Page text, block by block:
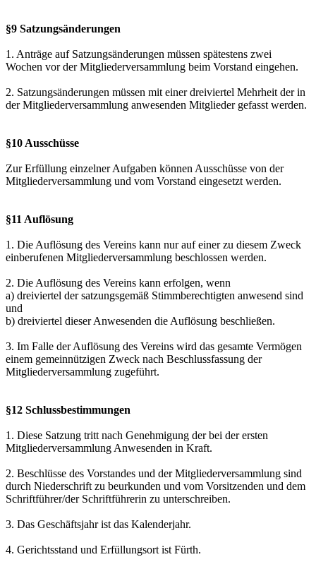
§9 Satzungsänderungen
1. Anträge auf Satzungsänderungen müssen spätestens zwei
Wochen vor der Mitgliederversammlung beim Vorstand eingehen.
2. Satzungsänderungen müssen mit einer dreiviertel Mehrheit der in
der Mitgliederversammlung anwesenden Mitglieder gefasst werden.
§10 Ausschüsse
Zur Erfüllung einzelner Aufgaben können Ausschüsse von der
Mitgliederversammlung und vom Vorstand eingesetzt werden.
§11 Auflösung
1. Die Auflösung des Vereins kann nur auf einer zu diesem Zweck
einberufenen Mitgliederversammlung beschlossen werden.
2. Die Auflösung des Vereins kann erfolgen, wenn
a) dreiviertel der satzungsgemäß Stimmberechtigten anwesend sind
und
b) dreiviertel dieser Anwesenden die Auflösung beschließen.
3. Im Falle der Auflösung des Vereins wird das gesamte Vermögen
einem gemeinnützigen Zweck nach Beschlussfassung der
Mitgliederversammlung zugeführt.
§12 Schlussbestimmungen
1. Diese Satzung tritt nach Genehmigung der bei der ersten
Mitgliederversammlung Anwesenden in Kraft.
2. Beschlüsse des Vorstandes und der Mitgliederversammlung sind
durch Niederschrift zu beurkunden und vom Vorsitzenden und dem
Schriftführer/der Schriftführerin zu unterschreiben.
3. Das Geschäftsjahr ist das Kalenderjahr.
4. Gerichtsstand und Erfüllungsort ist Fürth.